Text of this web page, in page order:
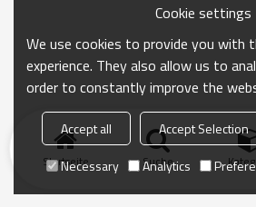
Startseite Suche
Cookie settings
We use cookies to provide you with
experience. They also allow us to
order to constantly improve the
Accept all Accept Selection
Necessary
Analytics